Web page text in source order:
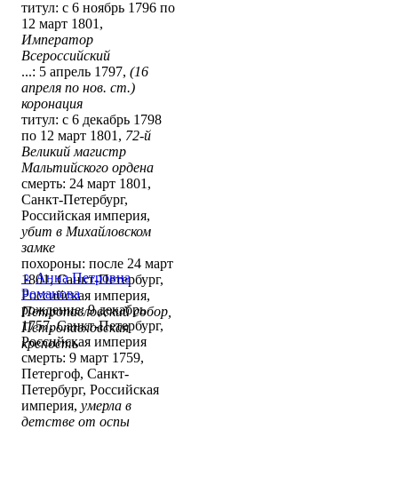
титул: с 6 ноябрь 1796 по
12 март 1801,
Император
Всероссийский
...: 5 апрель 1797, (16
апреля по нов. ст.)
коронация
титул: с 6 декабрь 1798
по 12 март 1801, 72-й
Великий магистр
Мальтийского ордена
смерть: 24 март 1801,
Санкт-Петербург,
Российская империя,
убит в Михайловском
замке
похороны: после 24 март
1801, Санкт-Петербург,
Российская империя,
Петропавловский собор,
Петропавловская
крепость
♀ Анна Петровна
Романова
рождение: 9 декабрь
1757, Санкт-Петербург,
Российская империя
смерть: 9 март 1759,
Петергоф, Санкт-
Петербург, Российская
империя, умерла в
детстве от оспы